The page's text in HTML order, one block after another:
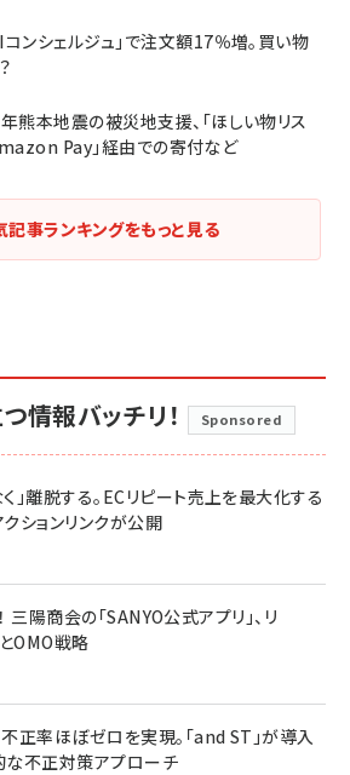
ンシェルジュ」で注文額17％増。買い物
本地震の被災地支援、「ほしい物リス
Amazon Pay」経由での寄付など
記事ランキングをもっと見る
情報バッチリ！ Sponsored
」離脱する。ECリピート売上を最大化する
ションリンクが公開
陽商会の「SANYO公式アプリ」、リ
OMO戦略
正率ほぼゼロを実現。「and ST」が導入
不正対策アプローチ